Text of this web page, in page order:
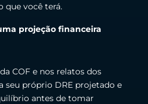
que você terá.
projeção financeira
COF e nos relatos dos
seu próprio DRE projetado e
antes de tomar